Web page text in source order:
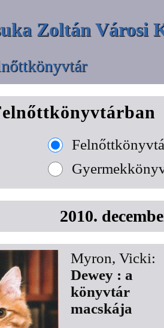
Zoltán Városi
2010.
Myron, Vicki:
Dewey : a
könyvtár
macskája